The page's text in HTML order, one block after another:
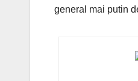
general mai putin